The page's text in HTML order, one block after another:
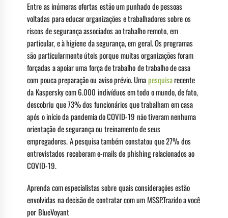
Entre as inúmeras ofertas estão um punhado de pessoas
voltadas para educar organizações e trabalhadores sobre os
riscos de segurança associados ao trabalho remoto, em
particular, e à higiene da segurança, em geral. Os programas
são particularmente úteis porque muitas organizações foram
forçadas a apoiar uma força de trabalho de trabalho de casa
com pouca preparação ou aviso prévio. Umapesquisarecente
da Kaspersky com 6.000 indivíduos em todo o mundo, de fato,
descobriu que 73% dos funcionários que trabalham em casa
após o início da pandemia do COVID-19 não tiveram nenhuma
orientação de segurança ou treinamento de seus
empregadores. A pesquisa também constatou que 27% dos
entrevistados receberam e-mails de phishing relacionados ao
COVID-19.
Aprenda com especialistas sobre quais considerações estão
envolvidas na decisão de contratar com um MSSP.Trazido a você
por BlueVoyant